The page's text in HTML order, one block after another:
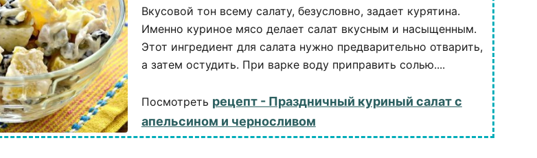
Вкусовой тон всему салату, безусловно, задает курятина.
Именно куриное мясо делает салат вкусным и насыщенным.
Этот ингредиент для салата нужно предварительно отварить,
а затем остудить. При варке воду приправить солью....
Посмотреть рецепт - Праздничный куриный салат с
апельсином и черносливом